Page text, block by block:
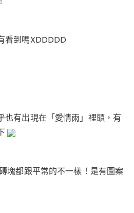
看到嗎XDDDDD
也有出現在「愛情雨」裡頭，有
塊都跟平常的不一樣！是有圖案